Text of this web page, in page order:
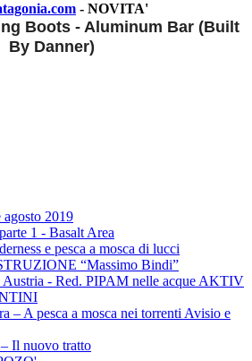
- NOVITA'
Boots - Aluminum Bar (Built
By Danner)
2019
1 - Basalt Area
e pesca a mosca di lucci
“Massimo Bindi”
- Red. PIPAM nelle acque AKTIV
– A pesca a mosca nei torrenti Avisio e
Il nuovo tratto